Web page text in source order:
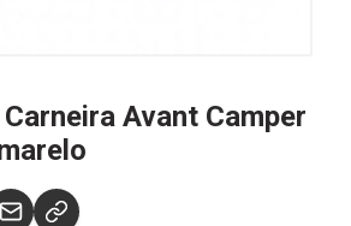
Avant Camper